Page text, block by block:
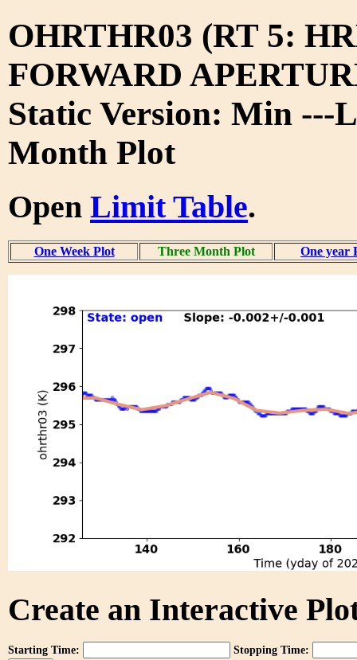
OHRTHR03 (RT 5:
FORWARD
Static Version: Min ---
Month Plot
Open Limit Table.
One Week Plot Three Month Plot One year
Create an Interactive
Starting Time: Stopping Time: